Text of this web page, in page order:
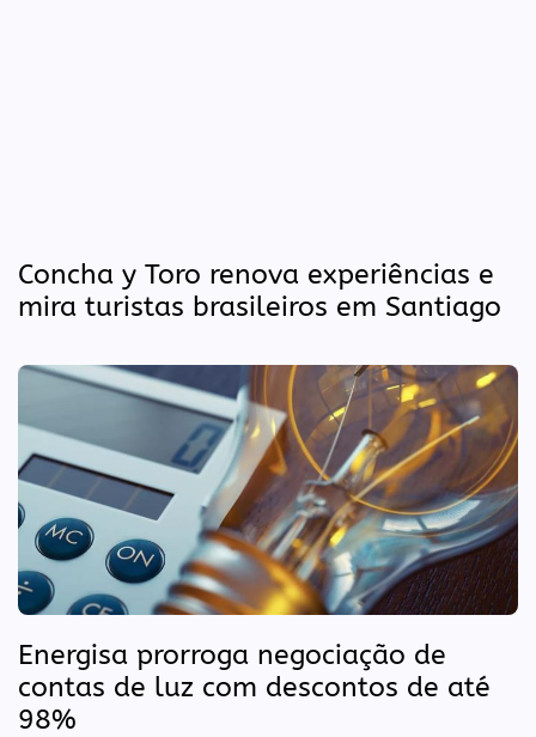
Concha y Toro renova experiências e
mira turistas brasileiros em Santiago
Energisa prorroga negociação de
contas de luz com descontos de até
98%